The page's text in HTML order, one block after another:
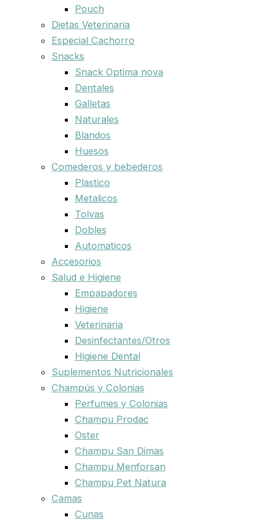
Pouch
Dietas Veterinaria
Especial Cachorro
Snacks
Snack Optima nova
Dentales
Galletas
Naturales
Blandos
Huesos
Comederos y bebederos
Plastico
Metalicos
Tolvas
Dobles
Automaticos
Accesorios
Salud e Higiene
Empapadores
Higiene
Veterinaria
Desinfectantes/Otros
Higiene Dental
Suplementos Nutricionales
Champús y Colonias
Perfumes y Colonias
Champu Prodac
Oster
Champu San Dimas
Champu Menforsan
Champu Pet Natura
Camas
Cunas